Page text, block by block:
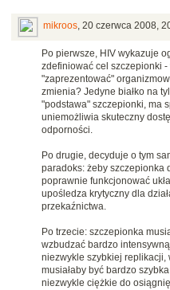
mikroos, 20 czerwca 2008,
Po pierwsze, HIV wykazuje
zdefiniować cel szczepionki
"zaprezentować"
zmienia? Jedyne białko na
"podstawa" szczepionki, ma
uniemożliwia skuteczny
odporności.
Po drugie, decyduje o tym
paradoks: żeby szczepionka
poprawnie funkcjonować
upośledza krytyczny dla
przekaźnictwa.
Po trzecie: szczepionka
wzbudzać bardzo
niezwykle szybkiej
musiałaby być bardzo
niezwykle ciężkie do